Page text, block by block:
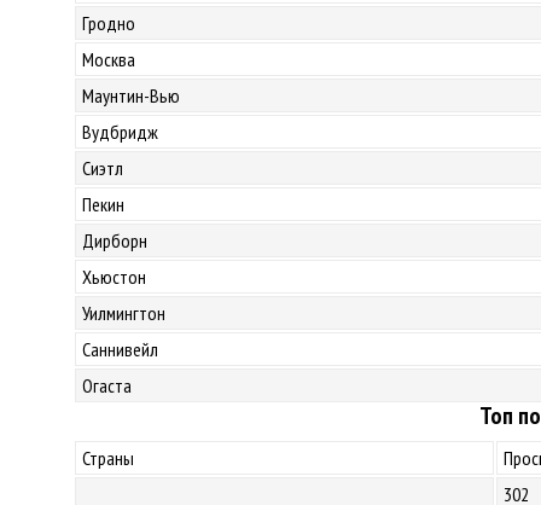
Гродно
Москва
Маунтин-Вью
Вудбридж
Сиэтл
Пекин
Дирборн
Хьюстон
Уилмингтон
Саннивейл
Огаста
Топ
Страны
302